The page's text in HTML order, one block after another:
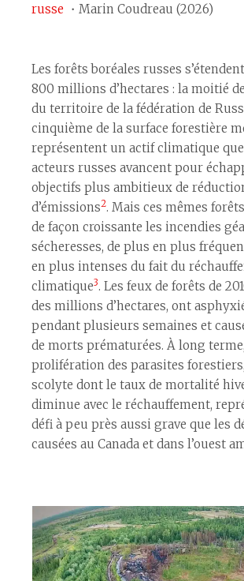
russe ・Marin Coudreau (2026)
Les forêts boréales russes
800 millions d’hectares : la moitié
du territoire de la fédération de
cinquième de la surface forestière
représentent un actif climatique
acteurs russes avancent pour
objectifs plus ambitieux de
d’émissions2. Mais ces mêmes
de façon croissante les incendies
sécheresses, de plus en plus
en plus intenses du fait du
climatique3. Les feux de forêts de
des millions d’hectares, ont
pendant plusieurs semaines et
de morts prématurées. À long
prolifération des parasites
scolyte dont le taux de mortalité
diminue avec le réchauffement,
défi à peu près aussi grave que les
causées au Canada et dans l’ouest